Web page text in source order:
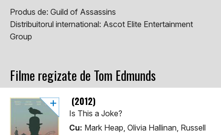
Produs de: Guild of Assassins
Distribuitorul international: Ascot Elite Entertainment
Group
Filme regizate de Tom Edmunds
(2012)
Is This a Joke?
Cu: Mark Heap, Olivia Hallinan, Russell